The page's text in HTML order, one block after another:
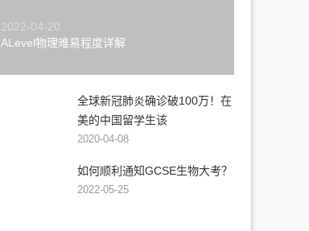
2022-04-20
ALevel物理难易程度详解
全球新冠肺炎确诊破100万！在
美的中国留学生该
2020-04-08
如何顺利通知GCSE生物大考？
2022-05-25